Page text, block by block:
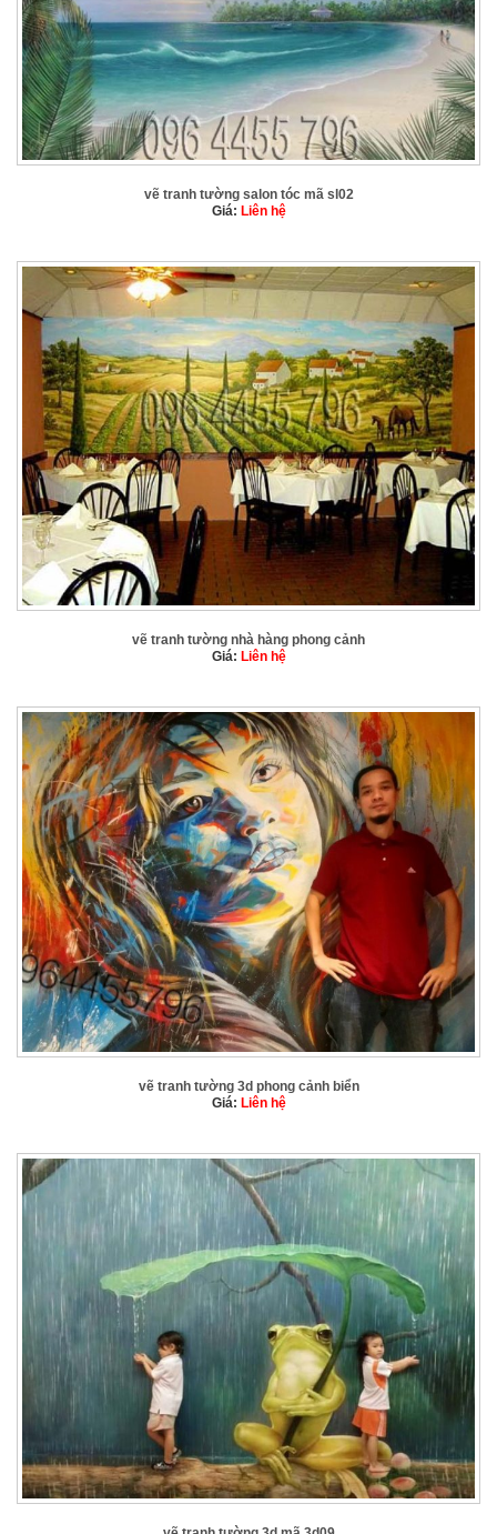
vẽ tranh tường salon tóc mã sl02
Giá: Liên hệ
vẽ tranh tường nhà hàng phong cảnh
Giá: Liên hệ
vẽ tranh tường 3d phong cảnh biển
Giá: Liên hệ